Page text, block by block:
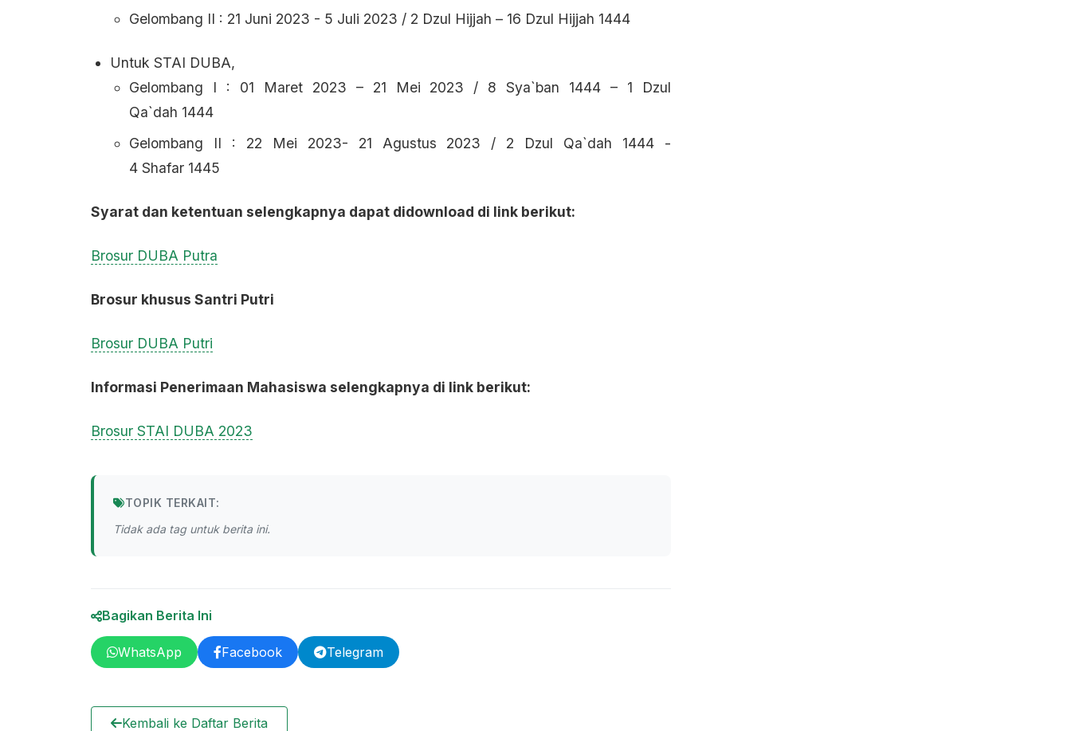
Gelombang II : 21 Juni 2023 - 5 Juli 2023 / 2 Dzul Hijjah – 16 Dzul Hijjah 1444
Untuk STAI DUBA,
Gelombang I : 01 Maret 2023 – 21 Mei 2023 / 8 Sya`ban 1444 – 1 Dzul
Qa`dah 1444
Gelombang II : 22 Mei 2023- 21 Agustus 2023 / 2 Dzul Qa`dah 1444 -
4 Shafar 1445
Syarat dan ketentuan selengkapnya dapat didownload di link berikut:
Brosur DUBA Putra
Brosur khusus Santri Putri
Brosur DUBA Putri
Informasi Penerimaan Mahasiswa selengkapnya di link berikut:
Brosur STAI DUBA 2023
TOPIK TERKAIT:
Tidak ada tag untuk berita ini.
Bagikan Berita Ini
WhatsApp Facebook Telegram
Kembali ke Daftar Berita